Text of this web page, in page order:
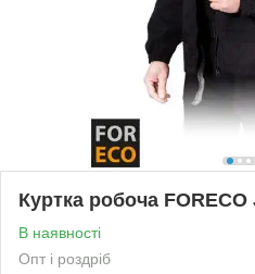
Куртка робоча FORECO
В наявності
Опт і роздріб